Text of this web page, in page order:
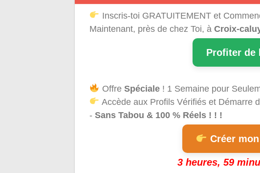
Inscris-toi GRATUITEMENT et
Maintenant, près de chez Toi, à Croix-
Profiter de
Offre Spéciale! 1 Semaine pour
Accède aux Profils Vérifiés et Démarre
- Sans Tabou & 100 % Réels ! ! !
Créer
3 heures, 59